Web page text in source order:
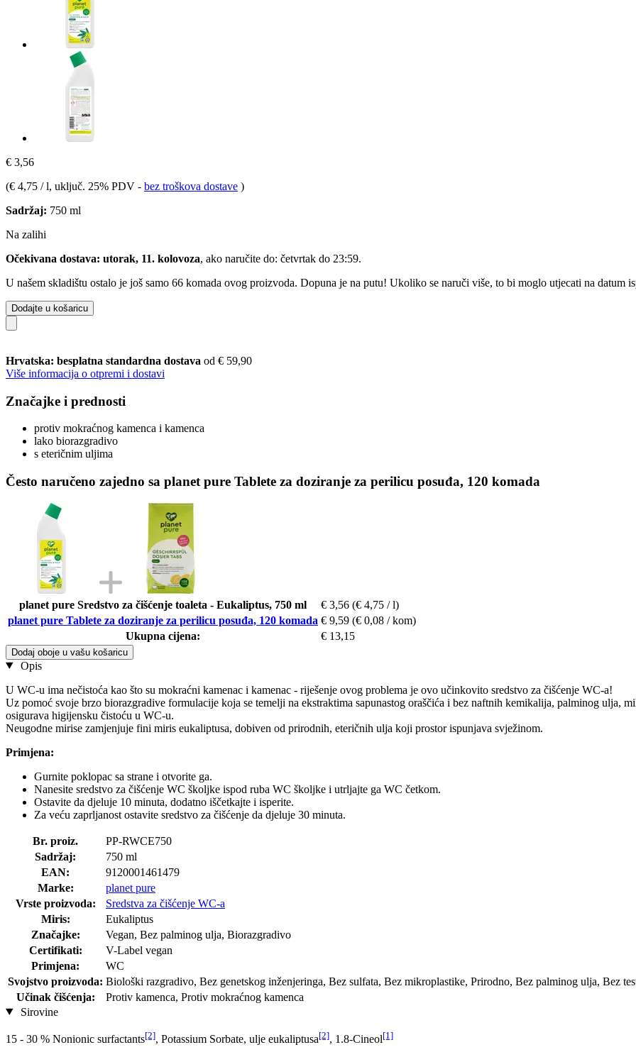
€ 3,56
(€ 4,75 / l, uključ. 25% PDV - bez troškova dostave )
Sadržaj: 750 ml
Na zalihi
Očekivana dostava: utorak, 11. kolovoza, ako naručite do: četvrtak do 23:59.
U našem skladištu ostalo je još samo 66 komada ovog proizvoda. Dopuna je na putu! Ukoliko se naruči više, to bi moglo utjecati na datum
Dodajte u košaricu
Hrvatska: besplatna standardna dostava od € 59,90
Više informacija o otpremi i dostavi
Značajke i prednosti
protiv mokraćnog kamenca i kamenca
lako biorazgradivo
s eteričnim uljima
Često naručeno zajedno sa planet pure Tablete za doziranje za perilicu posuđa, 120 komada
planet pure Sredstvo za čišćenje toaleta - Eukaliptus, 750 ml € 3,56 (€ 4,75 / l)
planet pure Tablete za doziranje za perilicu posuđa, 120 komada € 9,59 (€ 0,08 / kom)
Ukupna cijena:
€ 13,15
Dodaj oboje u vašu košaricu
Opis
U WC-u ima nečistoća kao što su mokraćni kamenac i kamenac - riješenje ovog problema je ovo učinkovito sredstvo za čišćenje WC-a!
Uz pomoć svoje brzo biorazgradive formulacije koja se temelji na ekstraktima sapunastog oraščića i bez naftnih kemikalija, palminog ulja,
osigurava higijensku čistoću u WC-u.
Neugodne mirise zamjenjuje fini miris eukaliptusa, dobiven od prirodnih, eteričnih ulja koji prostor ispunjava svježinom.
Primjena:
Gurnite poklopac sa strane i otvorite ga.
Nanesite sredstvo za čišćenje WC školjke ispod ruba WC školjke i utrljajte ga WC četkom.
Ostavite da djeluje 10 minuta, dodatno iščetkajte i isperite.
Za veću zaprljanost ostavite sredstvo za čišćenje da djeluje 30 minuta.
Br. proiz.
PP-RWCE750
Sadržaj:
750 ml
EAN:
9120001461479
Marke:
planet pure
Vrste proizvoda:
Sredstva za čišćenje WC-a
Miris:
Eukaliptus
Značajke:
Vegan, Bez palminog ulja, Biorazgradivo
Certifikati:
V-Label vegan
Primjena:
WC
Svojstvo proizvoda: Biološki razgradivo, Bez genetskog inženjeringa, Bez sulfata, Bez mikroplastike, Prirodno, Bez palminog ulja, Bez
Učinak čišćenja:
Protiv kamenca, Protiv mokraćnog kamenca
Sirovine
15 - 30 % Nonionic surfactants[2], Potassium Sorbate, ulje eukaliptusa[2], 1.8-Cineol[1]